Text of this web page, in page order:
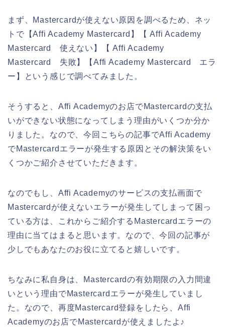
まず、Mastercardが使えない原因を調べるため、ネッ
トで【Affi Academy Mastercard】【 Affi Academy
Mastercard 使えない】【 Affi Academy
Mastercard 失敗】【Affi Academy Mastercard エラ
ー】という感じで調べてみました。
そうすると、Affi Academyのお店でMastercardの支払
いができない状態になってしまう理由がいくつか分か
りました。なので、今回こちらの記事でAffi Academy
でMastercardエラーが発生する原因とその解決策をい
くつかご紹介させていただきます。
なのでもし、Affi Academyのサービスの支払画面で
Mastercardが使えないエラーが発生してしまって困っ
ている方は、これからご紹介するMastercardエラーの
理由に当てはまると思います。なので、今回の記事が
少しでもあなたのお役に立てると嬉しいです。
ちなみに私自身は、Mastercardの有効期限の入力間違
いという理由でMastercardエラーが発生していまし
た。なので、再度Mastercard登録をしたら、Affi
Academyのお店でMastercardが使えましたよ♪